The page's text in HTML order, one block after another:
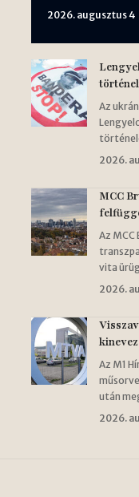
2026. augusztus 4
Az
2026.
MCC
Az MCC
vita
2026.
Az M1
után
2026.